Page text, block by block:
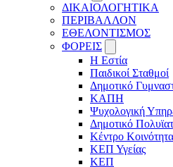
ΔΙΚΑΙΟΛΟΓΗΤΙΚΑ
ΠΕΡΙΒΑΛΛΟΝ
ΕΘΕΛΟΝΤΙΣΜΟΣ
ΦΟΡΕΙΣ
Η Εστία
Παιδικοί Σταθμοί
Δημοτικό
ΚΑΠΗ
Ψυχολογική
Δημοτικό
Κέντρο
ΚΕΠ Υγείας
ΚΕΠ